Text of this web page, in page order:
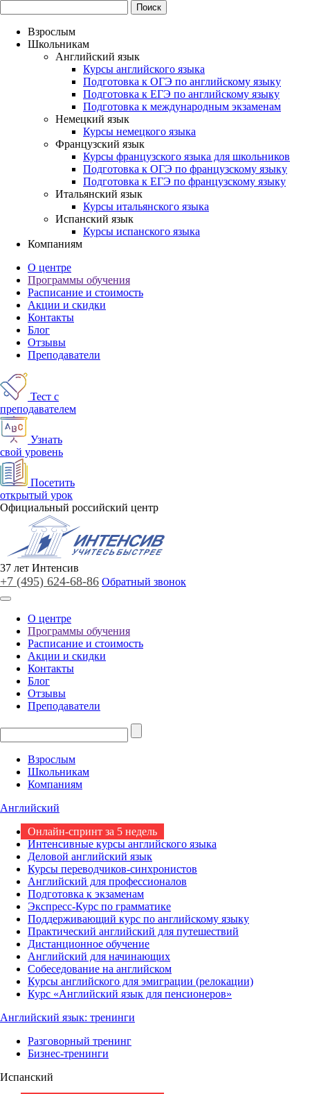
Взрослым
Школьникам
Английский язык
Курсы английского языка
Подготовка к ОГЭ по английскому языку
Подготовка к ЕГЭ по английскому языку
Подготовка к международным экзаменам
Немецкий язык
Курсы немецкого языка
Французский язык
Курсы французского языка для школьников
Подготовка к ОГЭ по французскому языку
Подготовка к ЕГЭ по французскому языку
Итальянский язык
Курсы итальянского языка
Испанский язык
Курсы испанского языка
Компаниям
О центре
Программы обучения
Расписание и стоимость
Акции и скидки
Контакты
Блог
Отзывы
Преподаватели
Тест с
преподавателем
Узнать
свой уровень
Посетить
открытый урок
Официальный российский центр
37 лет Интенсив
+7 (495) 624-68-86 Обратный звонок
О центре
Программы обучения
Расписание и стоимость
Акции и скидки
Контакты
Блог
Отзывы
Преподаватели
Взрослым
Школьникам
Компаниям
Английский
Онлайн-спринт за 5 недель
Интенсивные курсы английского языка
Деловой английский язык
Курсы переводчиков-синхронистов
Английский для профессионалов
Подготовка к экзаменам
Экспресс-Курс по грамматике
Поддерживающий курс по английскому языку
Практический английский для путешествий
Дистанционное обучение
Английский для начинающих
Собеседование на английском
Курсы английского для эмиграции (релокации)
Курс «Английский язык для пенсионеров»
Английский язык: тренинги
Разговорный тренинг
Бизнес-тренинги
Испанский